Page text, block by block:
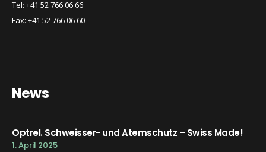
Tel: +41 52 766 06 66
Fax: +41 52 766 06 60
News
Optrel. Schweisser- und Atemschutz – Swiss Made!
1. April 2025